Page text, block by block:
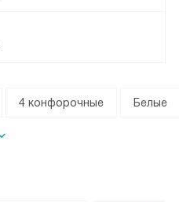
4 конфорочные Белые